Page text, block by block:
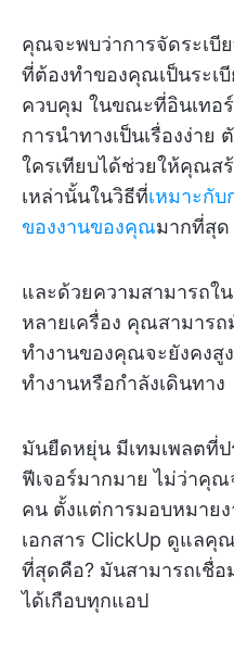
คุณจะพบว่าการจัดระเบี
ที่ต้องทำของคุณเป็นระเ
ควบคุม ในขณะที่อินเทอ
การนำทางเป็นเรื่องง่าย
ใครเทียบได้ช่วยให้คุณส
เหล่านั้นในวิธีที่เหมาะกั
ของงานของคุณมากที่สุด
และด้วยความสามารถใ
หลายเครื่อง คุณสามาร
ทำงานของคุณจะยังคงสู
ทำงานหรือกำลังเดินทาง
มันยืดหยุ่น มีเทมเพลตที่
ฟีเจอร์มากมาย ไม่ว่าคุ
คน ตั้งแต่การมอบหมายง
เอกสาร ClickUp ดูแล
ที่สุดคือ? มันสามารถเชื่
ได้เกือบทุกแอป